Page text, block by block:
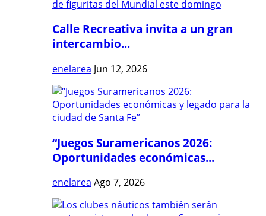
Calle Recreativa invita a un gran
intercambio...
enelarea Jun 12, 2026
“Juegos Suramericanos 2026:
Oportunidades económicas...
enelarea Ago 7, 2026